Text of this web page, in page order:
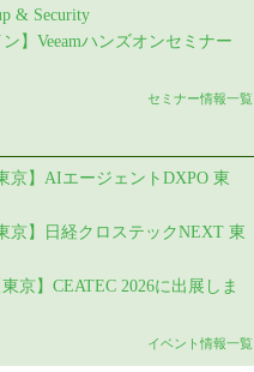
& Security
ン】Veeamハンズオンセミナー
セミナー情報一覧
京】AIエージェントDXPO 東
京】日経クロステックNEXT 東
東京】CEATEC 2026に出展しま
イベント情報一覧